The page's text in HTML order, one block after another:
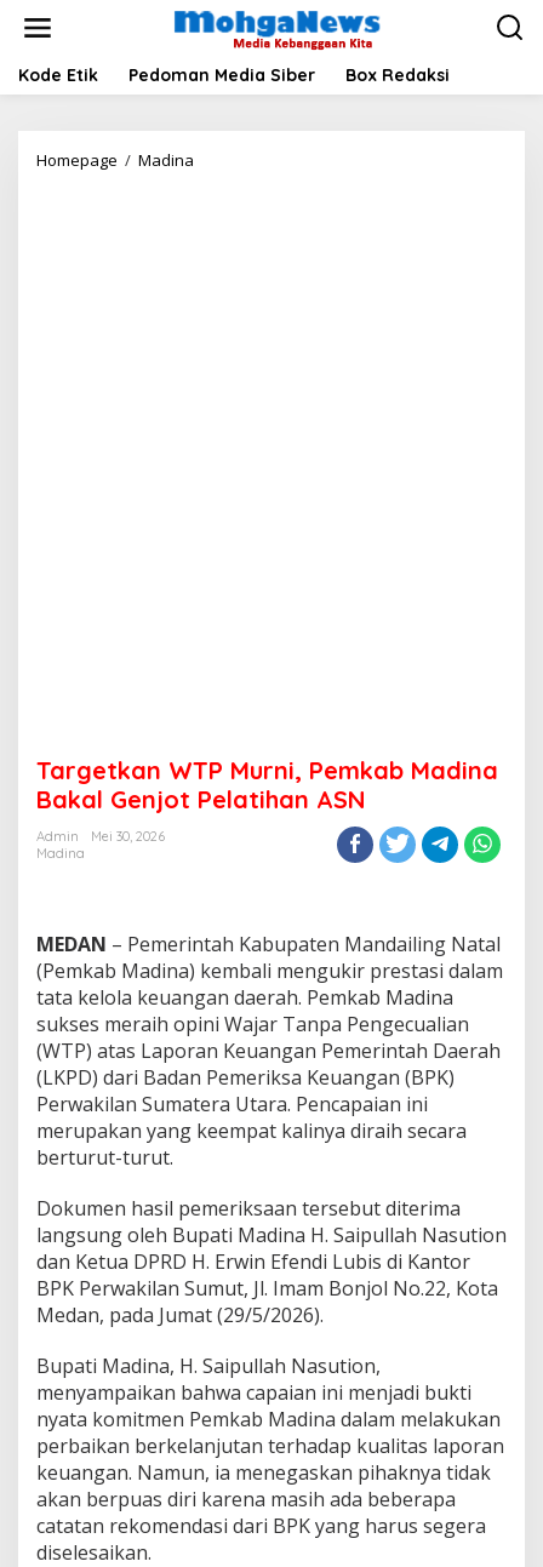
Kode Etik Pedoman Media Siber Box Redaksi
Homepage / Madina
Targetkan WTP Murni, Pemkab Madina
Bakal Genjot Pelatihan ASN
Admin
Mei 30, 2026
Madina
MEDAN – Pemerintah Kabupaten Mandailing Natal
(Pemkab Madina) kembali mengukir prestasi dalam
tata kelola keuangan daerah. Pemkab Madina
sukses meraih opini Wajar Tanpa Pengecualian
(WTP) atas Laporan Keuangan Pemerintah Daerah
(LKPD) dari Badan Pemeriksa Keuangan (BPK)
Perwakilan Sumatera Utara. Pencapaian ini
merupakan yang keempat kalinya diraih secara
berturut-turut.
Dokumen hasil pemeriksaan tersebut diterima
langsung oleh Bupati Madina H. Saipullah Nasution
dan Ketua DPRD H. Erwin Efendi Lubis di Kantor
BPK Perwakilan Sumut, Jl. Imam Bonjol No.22, Kota
Medan, pada Jumat (29/5/2026).
Bupati Madina, H. Saipullah Nasution,
menyampaikan bahwa capaian ini menjadi bukti
nyata komitmen Pemkab Madina dalam melakukan
perbaikan berkelanjutan terhadap kualitas laporan
keuangan. Namun, ia menegaskan pihaknya tidak
akan berpuas diri karena masih ada beberapa
catatan rekomendasi dari BPK yang harus segera
diselesaikan.